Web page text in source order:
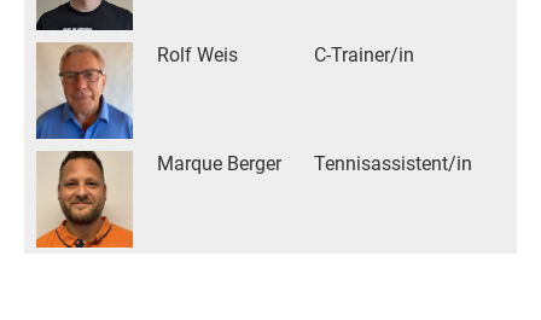
Rolf Weis C-Trainer/in
Marque Berger Tennisassistent/in